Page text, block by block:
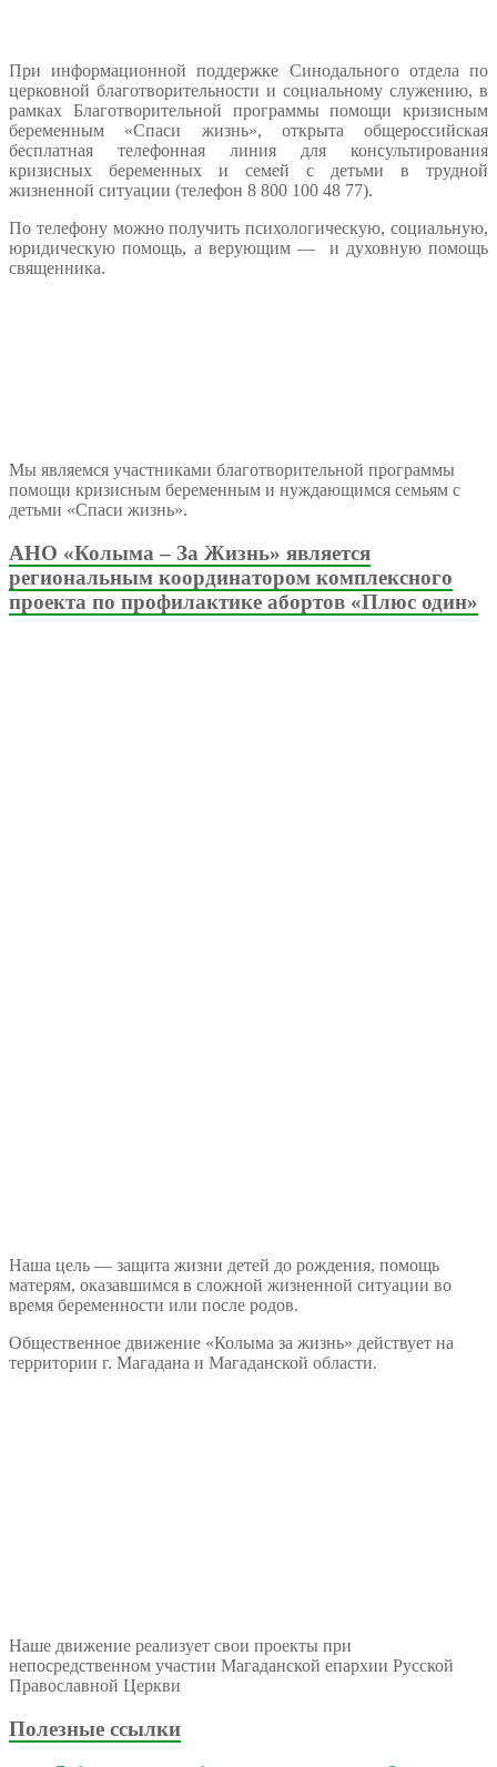
При информационной поддержке Синодального отдела по
церковной благотворительности и социальному служению, в
рамках Благотворительной программы помощи кризисным
беременным «Спаси жизнь», открыта общероссийская
бесплатная телефонная линия для консультирования
кризисных беременных и семей с детьми в трудной
жизненной ситуации (телефон 8 800 100 48 77).
По телефону можно получить психологическую, социальную,
юридическую помощь, а верующим — и духовную помощь
священника.
Мы являемся участниками благотворительной программы
помощи кризисным беременным и нуждающимся семьям с
детьми «Спаси жизнь».
АНО «Колыма – За Жизнь» является
региональным координатором комплексного
проекта по профилактике абортов «Плюс один»
Наша цель — защита жизни детей до рождения, помощь
матерям, оказавшимся в сложной жизненной ситуации во
время беременности или после родов.
Общественное движение «Колыма за жизнь» действует на
территории г. Магадана и Магаданской области.
Наше движение реализует свои проекты при
непосредственном участии Магаданской епархии Русской
Православной Церкви
Полезные ссылки